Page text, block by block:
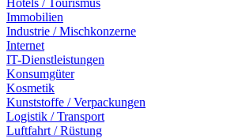
Hotels / Tourismus
Immobilien
Industrie / Mischkonzerne
Internet
IT-Dienstleistungen
Konsumgüter
Kosmetik
Kunststoffe / Verpackungen
Logistik / Transport
Luftfahrt / Rüstung